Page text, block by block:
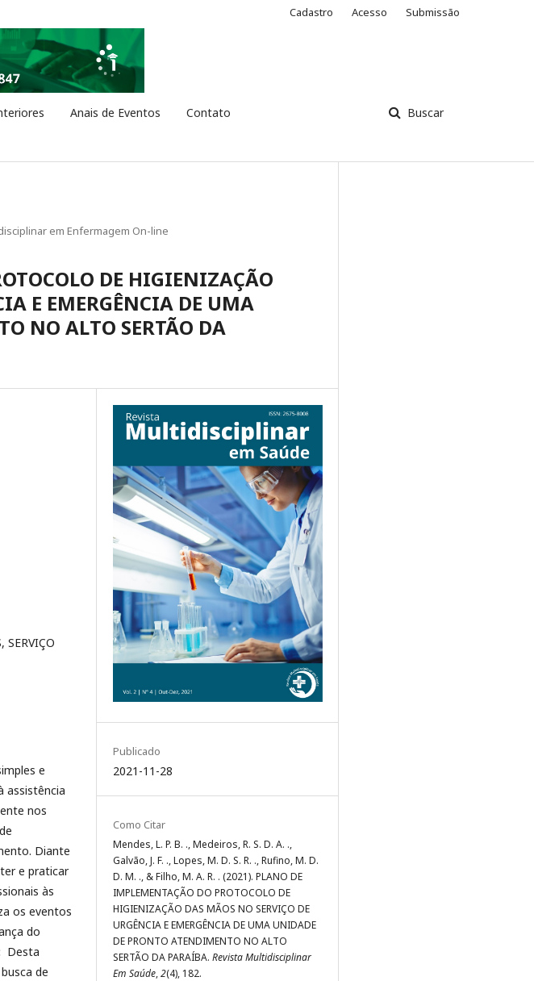
Anais de Eventos Contato Buscar
Cadastro Acesso Submissão
em Enfermagem On-line
DE HIGIENIZAÇÃO
E EMERGÊNCIA DE UMA
NO ALTO SERTÃO DA
SERVIÇO
e
assistência
nos
Diante
e praticar
às
os eventos
do
Desta
de
Publicado
2021-11-28
Como Citar
Mendes, L. P. B. ., Medeiros, R. S. D. A. .,
Galvão, J. F. ., Lopes, M. D. S. R. ., Rufino, M. D.
D. M. ., & Filho, M. A. R. . (2021). PLANO DE
IMPLEMENTAÇÃO DO PROTOCOLO DE
HIGIENIZAÇÃO DAS MÃOS NO SERVIÇO DE
URGÊNCIA E EMERGÊNCIA DE UMA UNIDADE
DE PRONTO ATENDIMENTO NO ALTO
SERTÃO DA PARAÍBA. Revista Multidisciplinar
Em Saúde,2(4), 182.